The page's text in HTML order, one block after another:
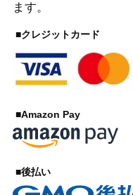
ます。
■クレジットカード
■Amazon Pay
■後払い